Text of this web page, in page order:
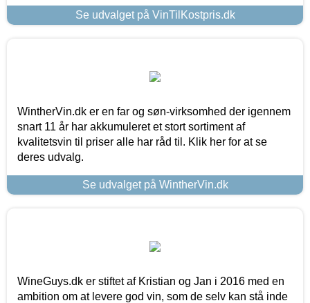
Se udvalget på VinTilKostpris.dk
WintherVin.dk er en far og søn-virksomhed der igennem
snart 11 år har akkumuleret et stort sortiment af
kvalitetsvin til priser alle har råd til. Klik her for at se
deres udvalg.
Se udvalget på WintherVin.dk
WineGuys.dk er stiftet af Kristian og Jan i 2016 med en
ambition om at levere god vin, som de selv kan stå inde